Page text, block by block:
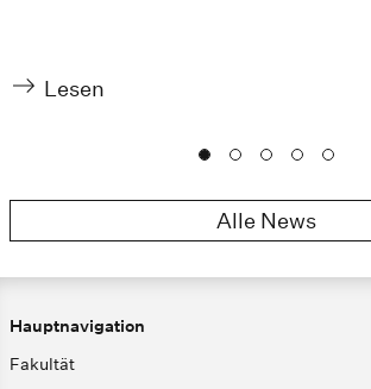
Lesen
Alle News
Hauptnavigation
Fakultät